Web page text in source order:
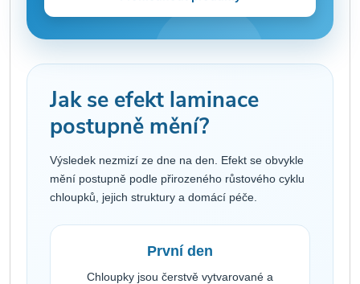
Jak se efekt laminace
postupně mění?
Výsledek nezmizí ze dne na den. Efekt se obvykle
mění postupně podle přirozeného růstového cyklu
chloupků, jejich struktury a domácí péče.
První den
Chloupky jsou čerstvě vytvarované a